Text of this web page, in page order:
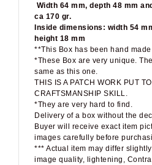
Width 64 mm, depth 48 mm
ca 170 gr.
Inside dimensions: width 54
height 18 mm
**This Box has been hand
*These Box are very unique.
same as this one.
THIS IS A PATCH WORK PUT
CRAFTSMANSHIP SKILL.
*They are very hard to find.
Delivery of a box without the
Buyer will receive exact item
images carefully before
*** Actual item may differ
image quality, lightening,